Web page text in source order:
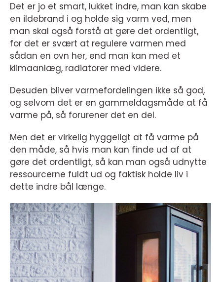
Det er jo et smart, lukket indre, man kan skabe
en ildebrand i og holde sig varm ved, men
man skal også forstå at gøre det ordentligt,
for det er svært at regulere varmen med
sådan en ovn her, end man kan med et
klimaanlæg, radiatorer med videre.
Desuden bliver varmefordelingen ikke så god,
og selvom det er en gammeldagsmåde at få
varme på, så forurener det en del.
Men det er virkelig hyggeligt at få varme på
den måde, så hvis man kan finde ud af at
gøre det ordentligt, så kan man også udnytte
ressourcerne fuldt ud og faktisk holde liv i
dette indre bål længe.